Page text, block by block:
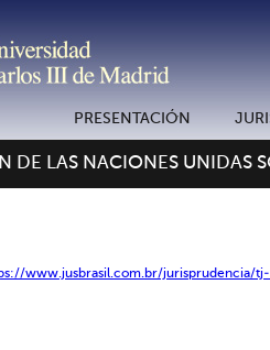
PRESENTACIÓN
DE LAS NACIONES UNIDAS
www.jusbrasil.com.br/jurisprudencia/